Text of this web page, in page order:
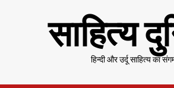
साहित्य
हिन्दी और उर्दू साहित्य का